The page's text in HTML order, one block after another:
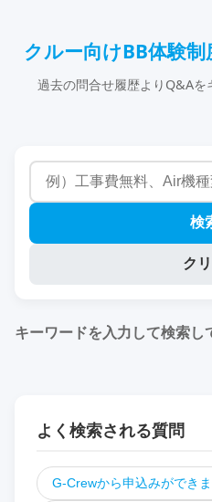
クルー向けBB体験
過去の問合せ履歴よりQ&Aを
検
ク
キーワードを入力して検索し
よく検索される質問
G-Crewから申込みができ